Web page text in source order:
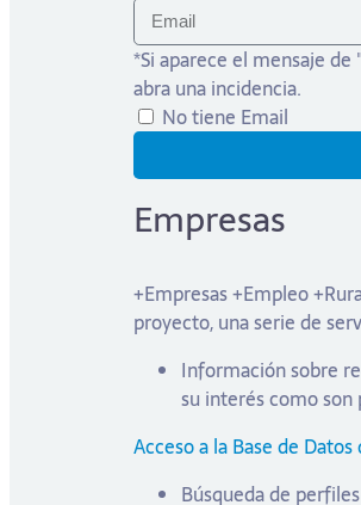
*Si aparece el mensaje
abra una incidencia.
No tiene Email
Empresas
+Empresas +Empleo
proyecto, una serie de
Información sobre
su interés como son
Acceso a la Base de
Búsqueda de